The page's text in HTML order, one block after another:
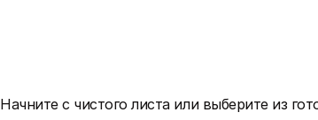
Начните с чистого листа или выберите из